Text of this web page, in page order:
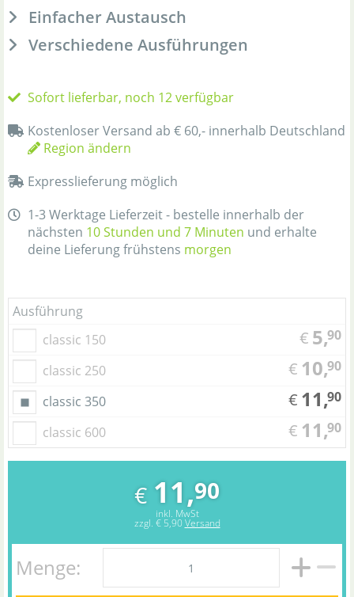
Einfacher Austausch
Verschiedene Ausführungen
Sofort lieferbar, noch 12 verfügbar
Kostenloser Versand ab € 60,- innerhalb Deutschland
Region ändern
Expresslieferung möglich
1-3 Werktage Lieferzeit - bestelle innerhalb der
nächsten 10 Stunden und 7 Minuten und erhalte
deine Lieferung frühstens morgen
Ausführung
classic 150
€ 5,90
classic 250 € 10,90
classic 350 € 11,90
classic 600 € 11,90
€ 11,90
inkl. MwSt
zzgl. € 5,90 Versand
Menge: